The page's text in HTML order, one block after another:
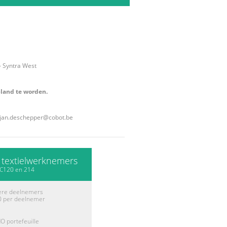
Syntra West
te worden.
jan.deschepper@cobot.be
en 214
deelnemers
per deelnemer
portefeuille